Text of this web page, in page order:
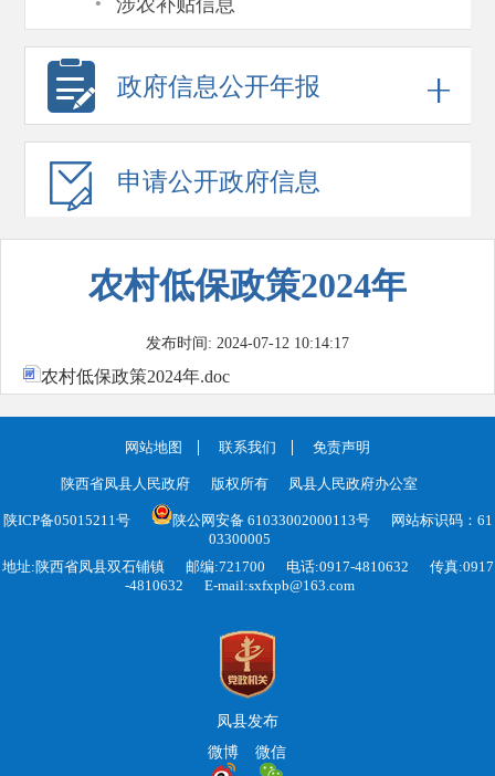
涉农补贴信息
政府信息公开年报
申请公开政府信息
农村低保政策2024年
发布时间: 2024-07-12 10:14:17
农村低保政策2024年.doc
网站地图 联系我们 免责声明
陕西省凤县人民政府 版权所有 凤县人民政府办公室
陕ICP备05015211号 陕公网安备 61033002000113号
网站标识码：61
03300005
地址:陕西省凤县双石铺镇
邮编:721700 电话:0917-4810632
传真:0917
-4810632
E-mail:sxfxpb@163.com
凤县发布
微博
微信